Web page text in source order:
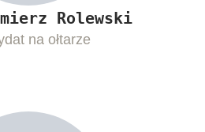
Rolewski
na ołtarze